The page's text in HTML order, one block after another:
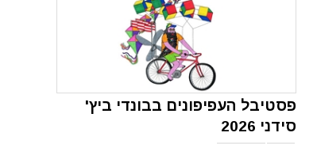
פסטיבל העפיפונים בבונדי ביץ'
סידני 2026